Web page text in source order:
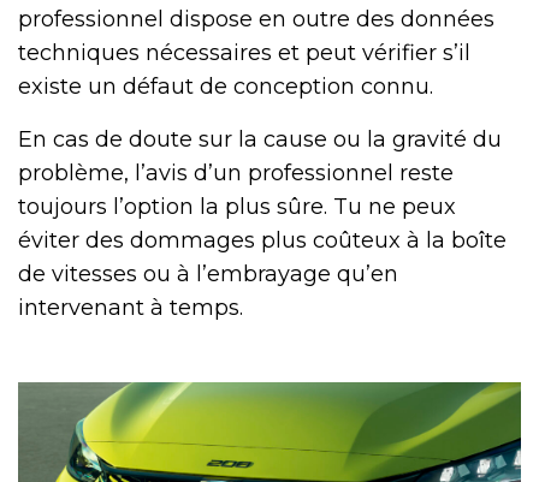
professionnel dispose en outre des données
techniques nécessaires et peut vérifier s’il
existe un défaut de conception connu.
En cas de doute sur la cause ou la gravité du
problème, l’avis d’un professionnel reste
toujours l’option la plus sûre. Tu ne peux
éviter des dommages plus coûteux à la boîte
de vitesses ou à l’embrayage qu’en
intervenant à temps.